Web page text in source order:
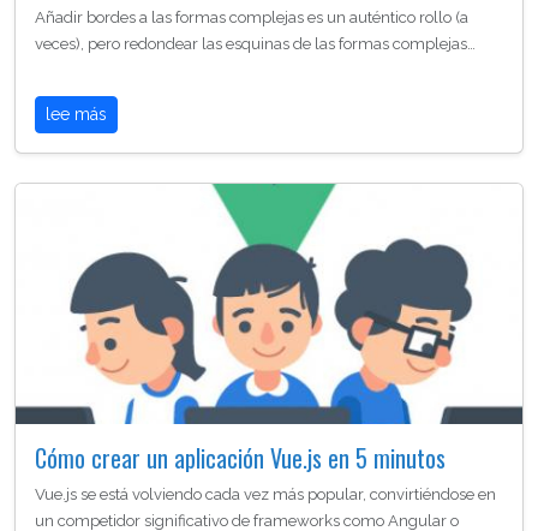
Añadir bordes a las formas complejas es un auténtico rollo (a
veces), pero redondear las esquinas de las formas complejas…
lee más
Cómo crear un aplicación Vue.js en 5 minutos
Vue.js se está volviendo cada vez más popular, convirtiéndose en
un competidor significativo de frameworks como Angular o